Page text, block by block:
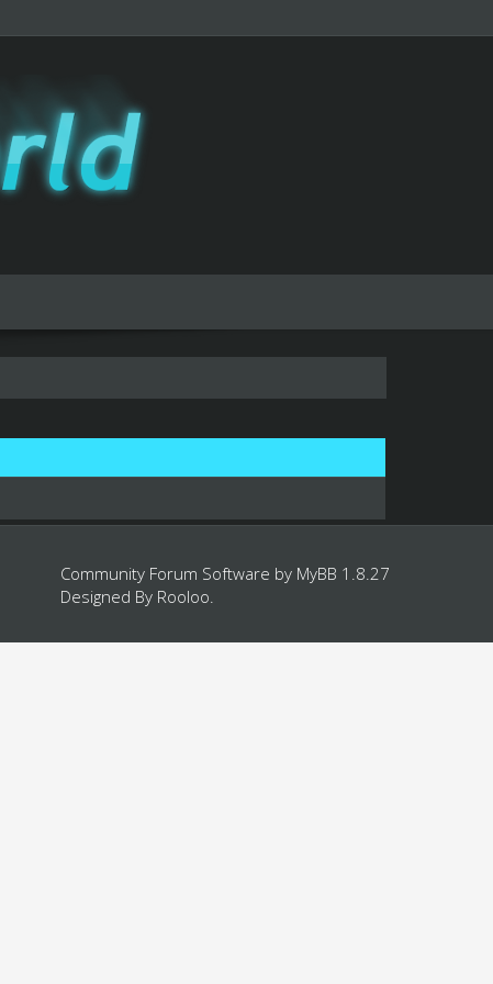
Community Forum Software by MyBB 1.8.27
Designed By Rooloo.